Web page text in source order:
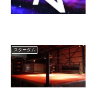
スターダム